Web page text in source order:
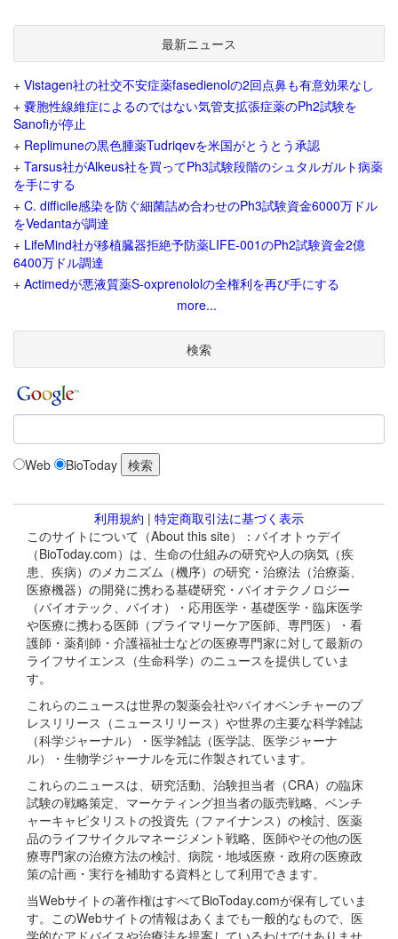
最新ニュース
+ Vistagen社の社交不安症薬fasedienolの2回点鼻も有意効果なし
+ 嚢胞性線維症によるのではない気管支拡張症薬のPh2試験を
Sanofiが停止
+ Replimuneの黒色腫薬Tudriqevを米国がとうとう承認
+ Tarsus社がAlkeus社を買ってPh3試験段階のシュタルガルト病薬
を手にする
+ C. difficile感染を防ぐ細菌詰め合わせのPh3試験資金6000万ドル
をVedantaが調達
+ LifeMind社が移植臓器拒絶予防薬LIFE-001のPh2試験資金2億
6400万ドル調達
+ Actimedが悪液質薬S-oxprenololの全権利を再び手にする
more...
検索
Web BioToday
利用規約 | 特定商取引法に基づく表示
このサイトについて（About this site）：バイオトゥデイ
（BioToday.com）は、生命の仕組みの研究や人の病気（疾
患、疾病）のメカニズム（機序）の研究・治療法（治療薬、
医療機器）の開発に携わる基礎研究・バイオテクノロジー
（バイオテック、バイオ）・応用医学・基礎医学・臨床医学
や医療に携わる医師（プライマリーケア医師、専門医）・看
護師・薬剤師・介護福祉士などの医療専門家に対して最新の
ライフサイエンス（生命科学）のニュースを提供していま
す。
これらのニュースは世界の製薬会社やバイオベンチャーのプ
レスリリース（ニュースリリース）や世界の主要な科学雑誌
（科学ジャーナル）・医学雑誌（医学誌、医学ジャーナ
ル）・生物学ジャーナルを元に作製されています。
これらのニュースは、研究活動、治験担当者（CRA）の臨床
試験の戦略策定、マーケティング担当者の販売戦略、ベンチ
ャーキャピタリストの投資先（ファイナンス）の検討、医薬
品のライフサイクルマネージメント戦略、医師やその他の医
療専門家の治療方法の検討、病院・地域医療・政府の医療政
策の計画・実行を補助する資料として利用できます。
当Webサイトの著作権はすべてBioToday.comが保有していま
す。このWebサイトの情報はあくまでも一般的なもので、医